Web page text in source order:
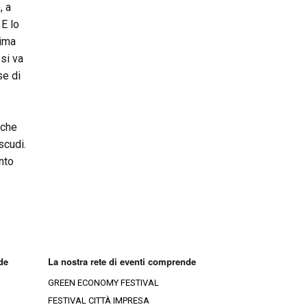
a
lo
va
di
La nostra rete di eventi comprende
GREEN ECONOMY FESTIVAL
FESTIVAL CITTÀ IMPRESA